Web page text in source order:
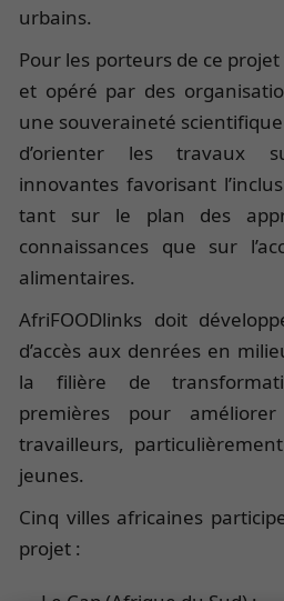
urbains.
Pour les porteurs de ce projet
et opéré par des
une souveraineté
d’orienter les travaux
innovantes favorisant
tant sur le plan des
connaissances que sur
alimentaires.
AfriFOODlinks doit
d’accès aux denrées en
la filière de
premières pour
travailleurs,
jeunes.
Cinq villes africaines
projet :